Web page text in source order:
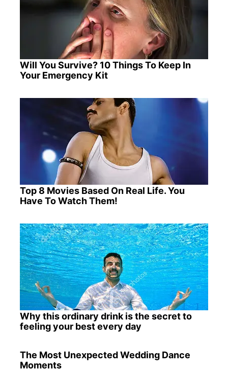
Will You Survive? 10 Things To Keep In
Your Emergency Kit
Top 8 Movies Based On Real Life. You
Have To Watch Them!
Why this ordinary drink is the secret to
feeling your best every day
The Most Unexpected Wedding Dance
Moments